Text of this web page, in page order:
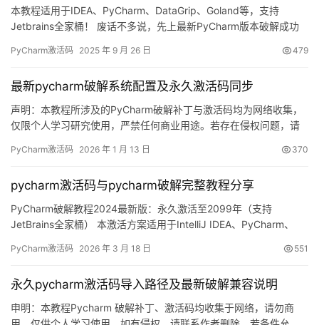
本教程适用于IDEA、PyCharm、DataGrip、Goland等，支持
Jetbrains全家桶！ 废话不多说，先上最新PyCharm版本破解成功
来，我就将通过图文的方式, 来详细讲解如何激活 PyCharm至
是Windo…
PyCharm激活码 2025 年 9 月 26 日 479
最新pycharm破解系统配置及永久激活码同步
声明：本教程所涉及的PyCharm破解补丁与激活码均为网络收集，
仅限个人学习研究使用，严禁任何商业用途。若存在侵权问题，请
话不多说，先来看看PyCharm 2025.2.1版本破解成功的界面截图。
得手动破解比较麻烦，也可以直接购买官方正…
PyCharm激活码 2026 年 1 月 13 日 370
pycharm激活码与pycharm破解完整教程分享
PyCharm破解教程2024最新版：永久激活至2099年（支持
JetBrains全家桶） 本激活方案适用于IntelliJ IDEA、PyCharm、
示最新版PyCharm破解成功的界面截图，如下图所示，可以看到许
PyCharm激活码 2026 年 3 月 18 日 551
永久pycharm激活码导入路径及最新破解兼容说明
申明：本教程Pycharm 破解补丁、激活码均收集于网络，请勿商